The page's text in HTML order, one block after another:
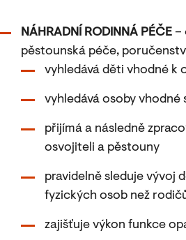
NÁHRADNÍ RODINNÁ PÉČE–
pěstounská péče,
vyhledává děti vhodné k
vyhledává osoby
přijímá a následně
osvojiteli a pěstouny
pravidelně sleduje vývoj
fyzických osob než
zajišťuje výkon funkce